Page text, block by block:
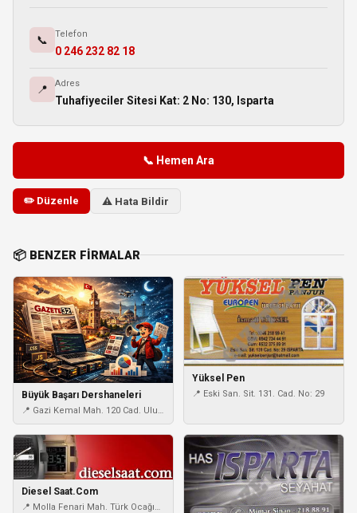
📞 Telefon
0 246 232 82 18
📍 Adres
Tuhafiyeciler Sitesi Kat: 2 No: 130, Isparta
📞 Hemen Ara
✏️ Düzenle ⚠️ Hata Bildir
📦 BENZER FIRMALAR
Büyük Başarı Dershaneleri
📍 Gazi Kemal Mah. 120 Cad. Ulu
Cami Arkası
Yüksel Pen
📍 Eski San. Sit. 131. Cad. No: 29
Diesel Saat.Com
📍 Molla Fenari Mah. Türk Ocağı